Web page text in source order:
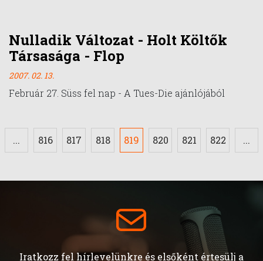
Nulladik Változat - Holt Költők
Társasága - Flop
2007. 02. 13.
Február 27. Süss fel nap - A Tues-Die ajánlójából
... 816 817 818 819 820 821 822 ...
Iratkozz fel hírlevelünkre és elsőként értesülj a